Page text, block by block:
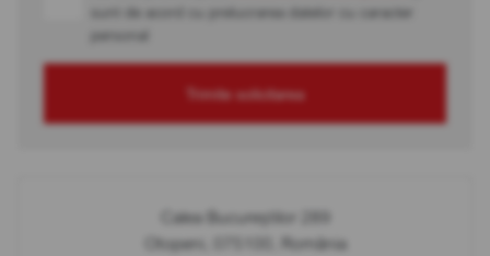
sunt de acord cu prelucrarea datelor cu caracter
personal
Trimite solicitarea
Calea Bucureștilor 289
Otopeni, 075100, România